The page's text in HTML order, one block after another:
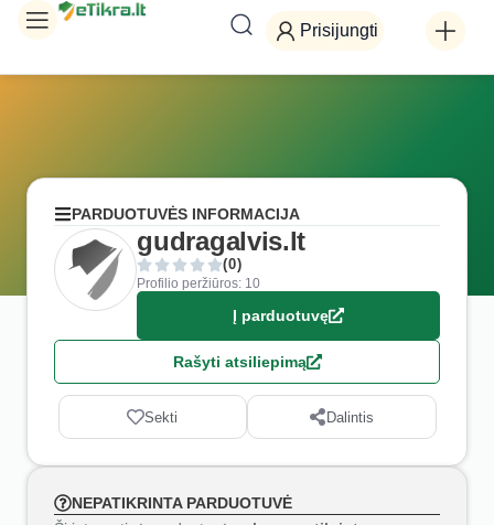
Prisijungti
PARDUOTUVĖS INFORMACIJA
gudragalvis.lt
(0)
Profilio peržiūros: 10
Į parduotuvę
Rašyti atsiliepimą
Sekti Dalintis
NEPATIKRINTA PARDUOTUVĖ